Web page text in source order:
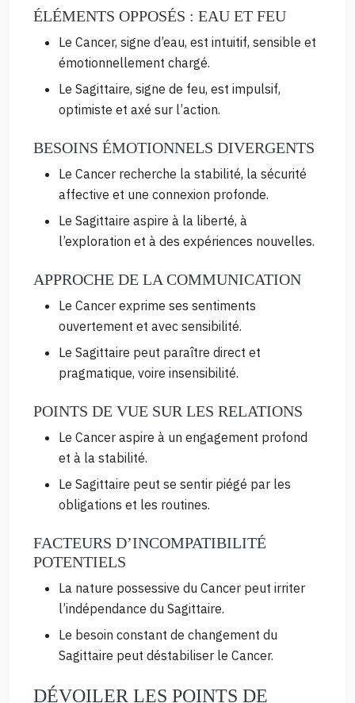
ÉLÉMENTS OPPOSÉS : EAU ET FEU
Le Cancer, signe d’eau, est intuitif, sensible et
émotionnellement chargé.
Le Sagittaire, signe de feu, est impulsif,
optimiste et axé sur l’action.
BESOINS ÉMOTIONNELS DIVERGENTS
Le Cancer recherche la stabilité, la sécurité
affective et une connexion profonde.
Le Sagittaire aspire à la liberté, à
l’exploration et à des expériences nouvelles.
APPROCHE DE LA COMMUNICATION
Le Cancer exprime ses sentiments
ouvertement et avec sensibilité.
Le Sagittaire peut paraître direct et
pragmatique, voire insensibilité.
POINTS DE VUE SUR LES RELATIONS
Le Cancer aspire à un engagement profond
et à la stabilité.
Le Sagittaire peut se sentir piégé par les
obligations et les routines.
FACTEURS D’INCOMPATIBILITÉ
POTENTIELS
La nature possessive du Cancer peut irriter
l’indépendance du Sagittaire.
Le besoin constant de changement du
Sagittaire peut déstabiliser le Cancer.
DÉVOILER LES POINTS DE